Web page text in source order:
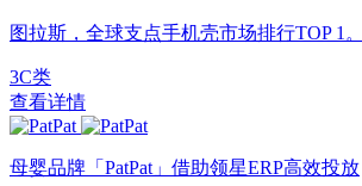
图拉斯，全球支点手机壳市场排行TOP 1。
3C类
查看详情
母婴品牌「PatPat」借助领星ERP高效投放